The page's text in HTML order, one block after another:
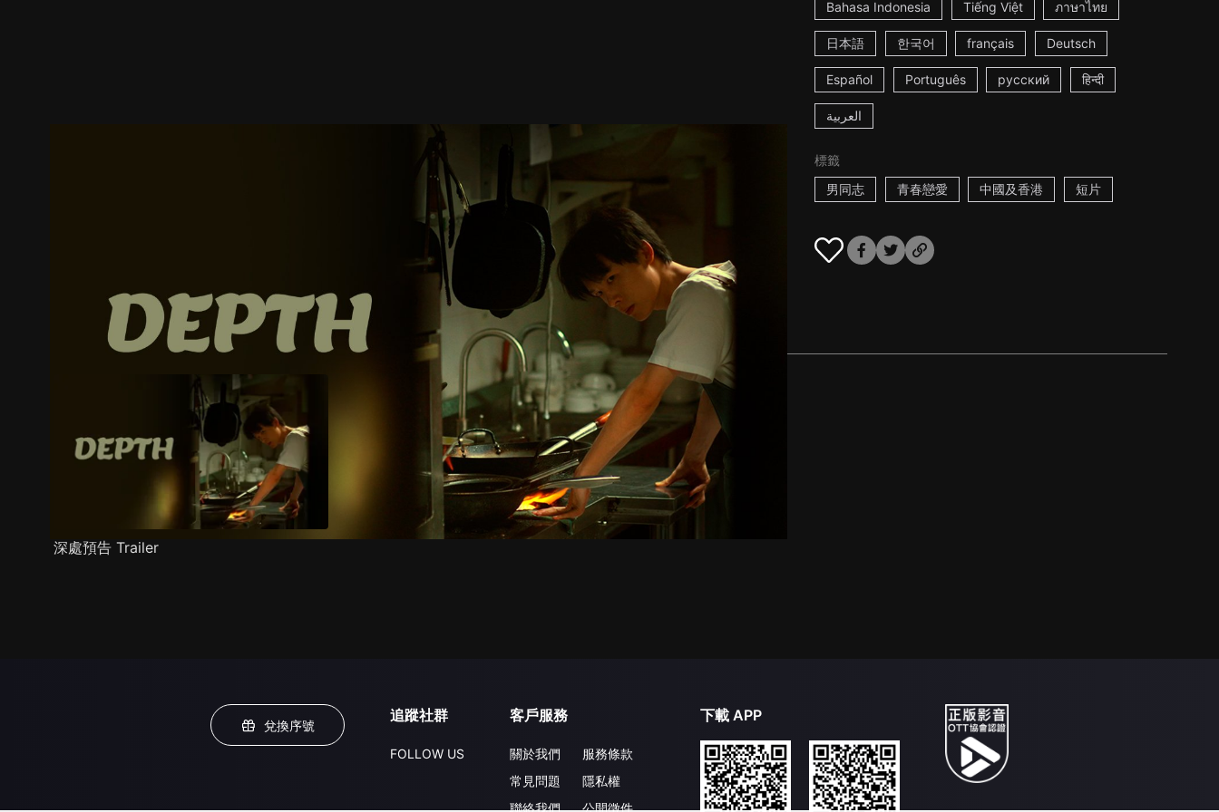
Bahasa Indonesia Tiếng Việt ภาษาไทย
日本語 한국어 français Deutsch
Español Português русский हिन्दी
العربية
標籤
男同志
青春戀愛 中國及香港 短片
劇照 推薦影片 劇情介紹
深處預告 Trailer
兌換序號
追蹤社群
FOLLOW US
客戶服務
關於我們
常見問題
聯絡我們
服務條款
隱私權
公開徵件
下載 APP